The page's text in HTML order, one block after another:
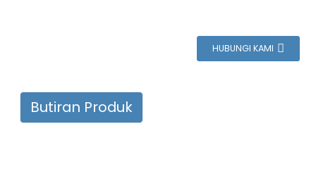
HUBUNGI KAMI
Butiran Produk